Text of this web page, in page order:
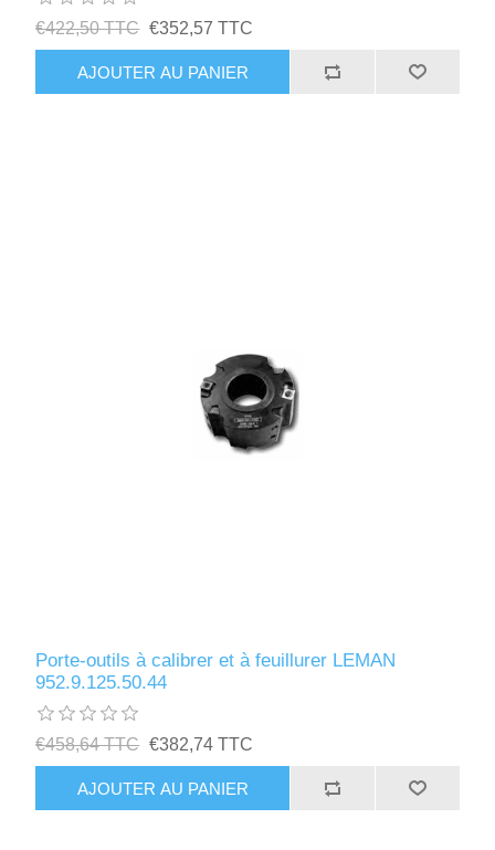
€422,50 TTC €352,57 TTC
Porte-outils à calibrer et à feuillurer LEMAN
952.9.125.50.44
€458,64 TTC €382,74 TTC